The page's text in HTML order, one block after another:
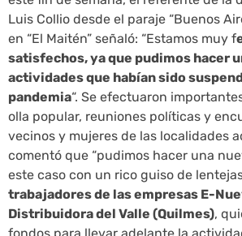
Luis Collio desde el paraje “Buenos
en “El Maitén” señaló: “Estamos muy f
satisfechos, ya que pudimos hacer
actividades que habían sido
pandemia“. Se efectuaron
olla popular, reuniones políticas y
vecinos y mujeres de las localidades
comentó que “pudimos hacer una
este caso con un rico guiso de
trabajadores de las empresas E-
Distribuidora del Valle (Quilmes),